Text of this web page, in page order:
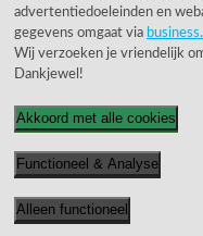
Vrijdag
Zaterdag
Lelystraat 120 -
Outlet is gesloten tot
U bent van harte
geopend is volgens de
advertentiedoeleinden en
gegevens omgaat via
Wij verzoeken je vriendelijk
Dankjewel!
Akkoord met alle cookies
Functioneel & Analyse
Alleen functioneel